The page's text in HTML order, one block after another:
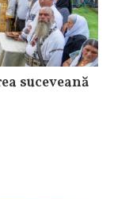
suceveană